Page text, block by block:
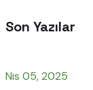
Son Yazılar
Nis 05, 2025